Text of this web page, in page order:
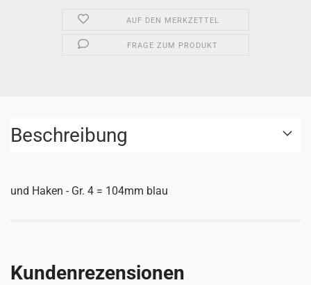
AUF DEN MERKZETTEL
FRAGE ZUM PRODUKT
Beschreibung
und Haken - Gr. 4 = 104mm blau
Kundenrezensionen